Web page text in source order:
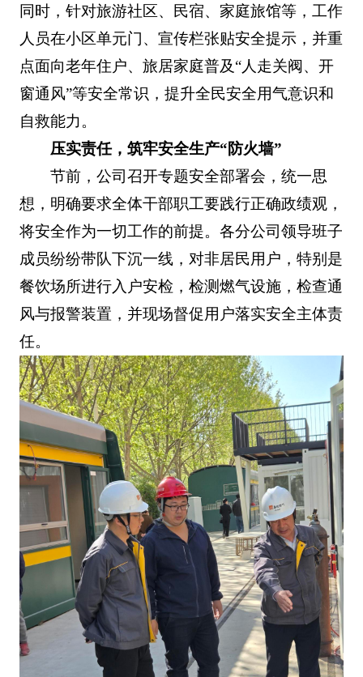
同时，针对旅游社区、民宿、家庭旅馆等，工作
人员在小区单元门、宣传栏张贴安全提示，并重
点面向老年住户、旅居家庭普及“人走关阀、开
窗通风”等安全常识，提升全民安全用气意识和
自救能力。
压实责任，筑牢安全生产“防火墙”
节前，公司召开专题安全部署会，统一思
想，明确要求全体干部职工要践行正确政绩观，
将安全作为一切工作的前提。各分公司领导班子
成员纷纷带队下沉一线，对非居民用户，特别是
餐饮场所进行入户安检，检测燃气设施，检查通
风与报警装置，并现场督促用户落实安全主体责
任。